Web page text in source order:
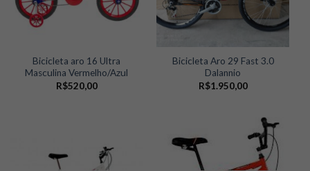
Bicicleta aro 16 Ultra
Masculina Vermelho/Azul
R$520,00
Bicicleta Aro 29 Fast 3.0
Dalannio
R$1.950,00